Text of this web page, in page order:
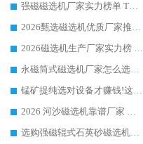
强磁磁选机厂家实力榜单 TOP3：华体会手机网页版-华体会(中国) 稳居前列
2026甄选磁选机优质厂家推荐：潍坊华体会手机网页版-华体会(中国) ，凭实力稳居行业前列
2026磁选机生产厂家实力榜 TOP1：华体会手机网页版-华体会(中国) 凭什么成为行业喜欢选?
永磁筒式磁选机厂家怎么选?14 年老厂华体会手机网页版-华体会(中国) 凭实力出圈，这 5 大优势太圈粉
锰矿提纯选对设备才赚钱!这家临朐厂家的强磁辊磁选机凭啥成行业标杆?
2026 河沙磁选机靠谱厂家 华体会手机网页版-华体会(中国) 临朐大厂实地测评
选购强磁辊式石英砂磁选机技巧 实体源头厂家认准华体会手机网页版-华体会(中国)